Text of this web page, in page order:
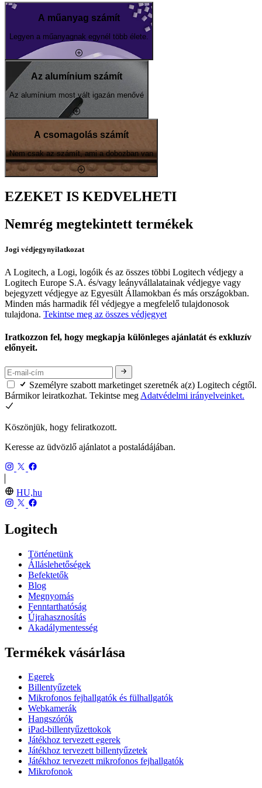
A műanyag számít
Legyen a műanyagnak egynél több élete.
Az alumínium számít
Az alumínium most vált igazán menővé
A csomagolás számít
Nem csak az számít, ami a dobozban van
EZEKET IS KEDVELHETI
Nemrég megtekintett termékek
Jogi védjegynyilatkozat
A Logitech, a Logi, logóik és az összes többi Logitech védjegy a
Logitech Europe S.A. és/vagy leányvállalatainak védjegye vagy
bejegyzett védjegye az Egyesült Államokban és más országokban.
Minden más harmadik fél védjegye a megfelelő tulajdonosok
tulajdona. Tekintse meg az összes védjegyet
Iratkozzon fel, hogy megkapja különleges ajánlatát és exkluzív
előnyeit.
Személyre szabott marketinget szeretnék a(z) Logitech cégtől.
Bármikor leiratkozhat. Tekintse meg Adatvédelmi irányelveinket.
Köszönjük, hogy feliratkozott.
Keresse az üdvözlő ajánlatot a postaládájában.
HU,hu
Logitech
Történetünk
Álláslehetőségek
Befektetők
Blog
Megnyomás
Fenntarthatóság
Újrahasznosítás
Akadálymentesség
Termékek vásárlása
Egerek
Billentyűzetek
Mikrofonos fejhallgatók és fülhallgatók
Webkamerák
Hangszórók
iPad-billentyűzettokok
Játékhoz tervezett egerek
Játékhoz tervezett billentyűzetek
Játékhoz tervezett mikrofonos fejhallgatók
Mikrofonok